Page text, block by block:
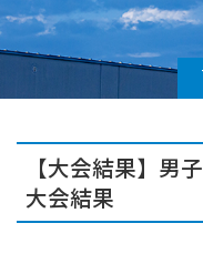
【大会結果】男
大会結果